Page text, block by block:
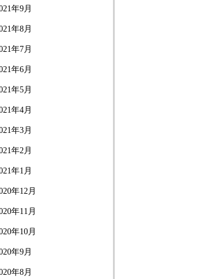
年9月
年8月
年7月
年6月
年5月
年4月
年3月
年2月
年1月
年12月
年11月
年10月
年9月
年8月